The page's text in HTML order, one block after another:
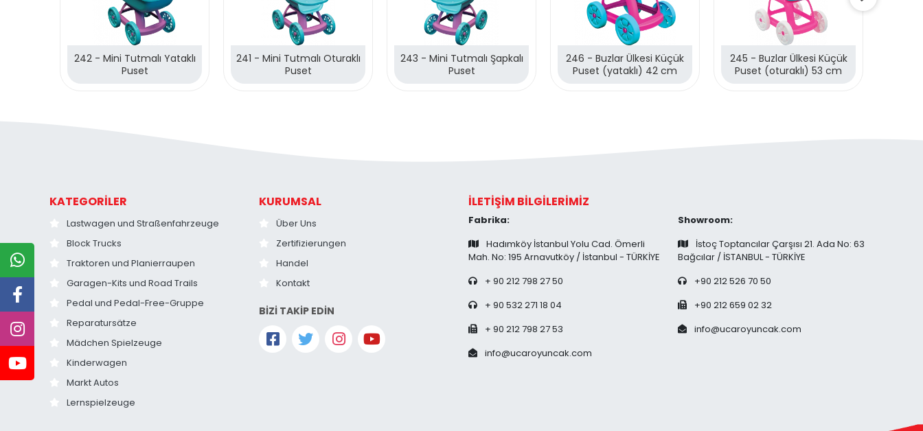
242 - Mini Tutmalı Yataklı
Puset
241 - Mini Tutmalı Oturaklı
Puset
243 - Mini Tutmalı Şapkalı
Puset
246 - Buzlar Ülkesi Küçük
Puset (yataklı) 42 cm
245 - Buzlar Ülkesi Küçük
Puset (oturaklı) 53 cm
KATEGORİLER
Lastwagen und Straßenfahrzeuge
Block Trucks
Traktoren und Planierraupen
Garagen-Kits und Road Trails
Pedal und Pedal-Free-Gruppe
Reparatursätze
Mädchen Spielzeuge
Kinderwagen
Markt Autos
Lernspielzeuge
KURUMSAL
Über Uns
Zertifizierungen
Handel
Kontakt
BİZİ TAKİP EDİN
İLETİŞİM BİLGİLERİMİZ
Fabrika:
Hadımköy İstanbul Yolu Cad. Ömerli
Mah. No: 195 Arnavutköy / İstanbul - TÜRKİYE
+ 90 212 798 27 50
+ 90 532 271 18 04
+ 90 212 798 27 53
info@ucaroyuncak.com
Showroom:
İstoç Toptancılar Çarşısı 21. Ada No: 63
Bağcılar / İSTANBUL - TÜRKİYE
+90 212 526 70 50
+90 212 659 02 32
info@ucaroyuncak.com